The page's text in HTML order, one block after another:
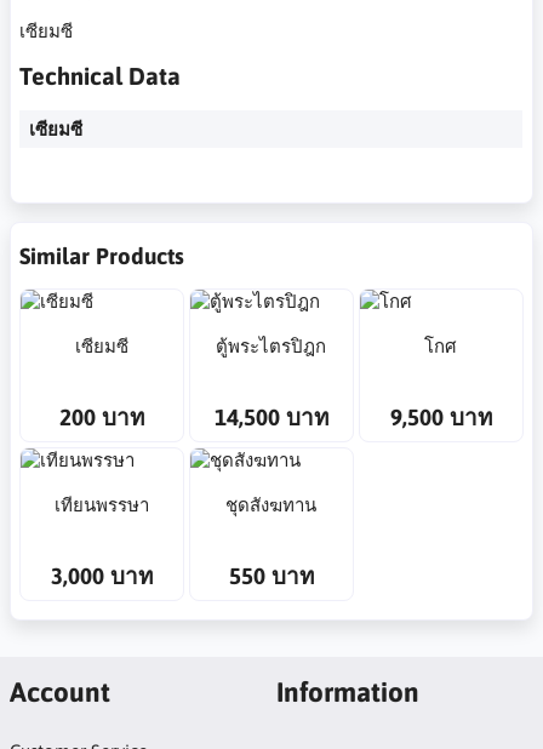
เซียมซี
Technical Data
เซียมซี
Similar Products
เซียมซี
200 บาท
ตู้พระไตรปิฎก
14,500 บาท
โกศ
9,500 บาท
เทียนพรรษา
3,000 บาท
ชุดสังฆทาน
550 บาท
Account Information